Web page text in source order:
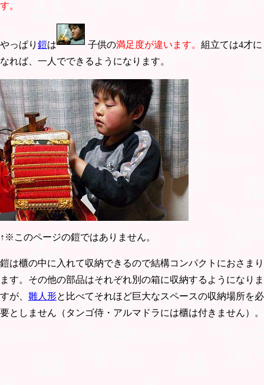
す。
やっぱり 鎧は 子供の満足度が違います。 組立ては4才に
なれば、一人でできるようになります。
↑※このページの鎧ではありません。
鎧は櫃の中に入れて収納できるので結構コンパクトにおさまり
ます。その他の部品はそれぞれ別の箱に収納するようになりま
すが、 雛人形と比べてそれほど巨大なスペースの収納場所を必
要としません（タンゴ侍・アルマドラには櫃は付きません）。